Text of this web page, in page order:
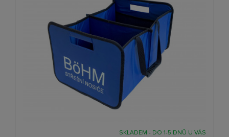
SKLADEM - DO 1-5 DNŮ U VÁS